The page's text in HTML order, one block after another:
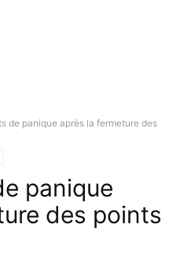
de panique après la fermeture des
panique
des points